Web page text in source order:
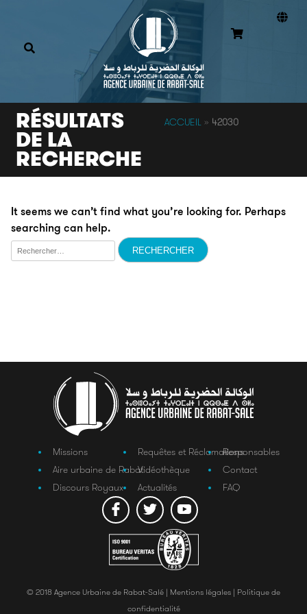
RÉSULTATS
DE LA
RECHERCHE
ACCUEIL » 42030
It seems we can’t find what you’re looking for. Perhaps
searching can help.
Rechercher :
Missions
Aire urbaine de Rabat
Discours Royaux
Requêtes et Réclamations
Vidéothèque
Actualités
Responsables
Contact
FAQ
© 2018 Agence Urbaine de Rabat-Salé | Mentions légales | Politique de
confidentialité